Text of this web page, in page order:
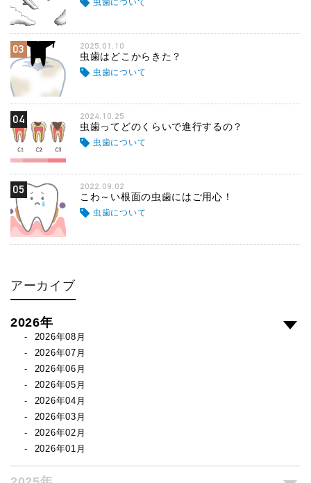
03 2025.01.10
虫歯はどこからきた？
虫歯について
04 2024.10.25
虫歯ってどのくらいで進行するの？
虫歯について
05 2022.09.02
こわ～い根面の虫歯にはご用心！
虫歯について
アーカイブ
2026年
2026年08月
2026年07月
2026年06月
2026年05月
2026年04月
2026年03月
2026年02月
2026年01月